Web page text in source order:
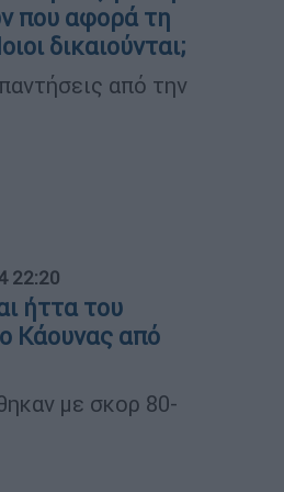
που αφορά τη
δικαιούνται;
από την
22:20
ήττα του
Κάουνας από
με σκορ 80-